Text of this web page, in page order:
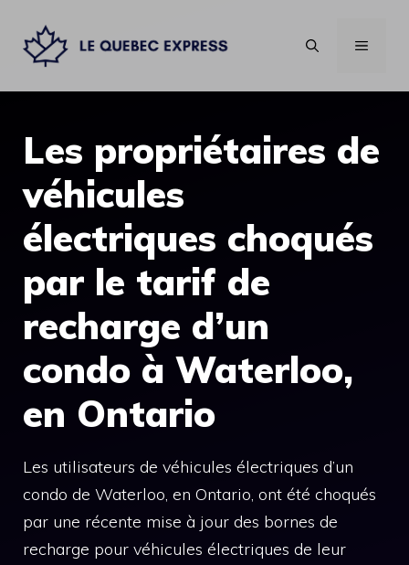
contenu
MENU
Les propriétaires de
véhicules
électriques choqués
par le tarif de
recharge d’un
condo à Waterloo,
en Ontario
Les utilisateurs de véhicules électriques d’un
condo de Waterloo, en Ontario, ont été choqués
par une récente mise à jour des bornes de
recharge pour véhicules électriques de leur